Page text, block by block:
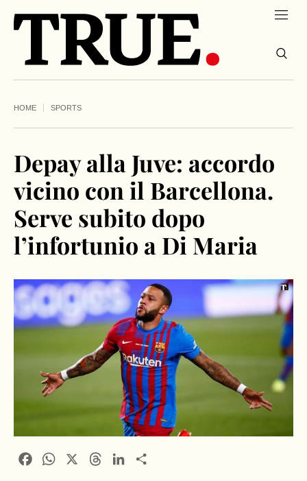
HOME SPORTS
Depay alla Juve: accordo
vicino con il Barcellona.
Serve subito dopo
l’infortunio a Di Maria
FacebookWhatsApp ThreadsLinkedIn